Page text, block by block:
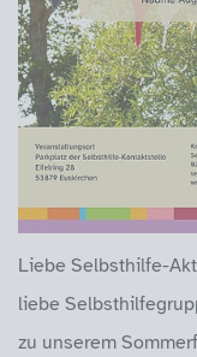
Liebe Selbsthilfe-
liebe
zu unserem